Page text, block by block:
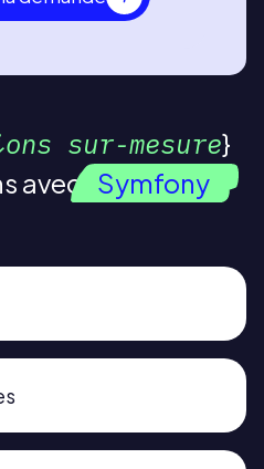
sur-mesure
avec Symfony